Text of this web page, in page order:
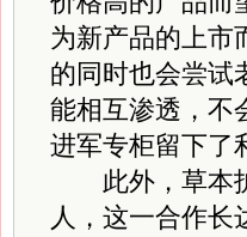
为新产品的上市
的同时也会尝试
能相互渗透，不
进军专柜留下了
此外，草本护
人，这一合作长